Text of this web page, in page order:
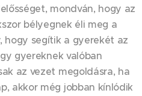
mondván, hogy az
bélyegnek éli meg a
hogy segítik a gyerekét az
gyereknek valóban
az vezet megoldásra, ha
akkor még jobban kínlódik